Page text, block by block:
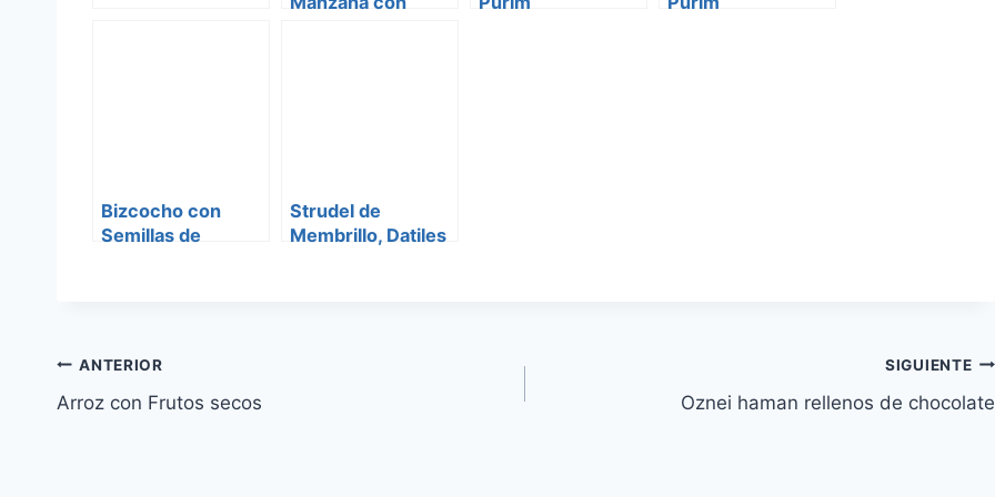
Bizcocho con
Semillas de
Strudel de
Membrillo, Datiles
Navegación
de
ANTERIOR
Arroz con Frutos secos
SIGUIENTE
Oznei haman rellenos de chocolate